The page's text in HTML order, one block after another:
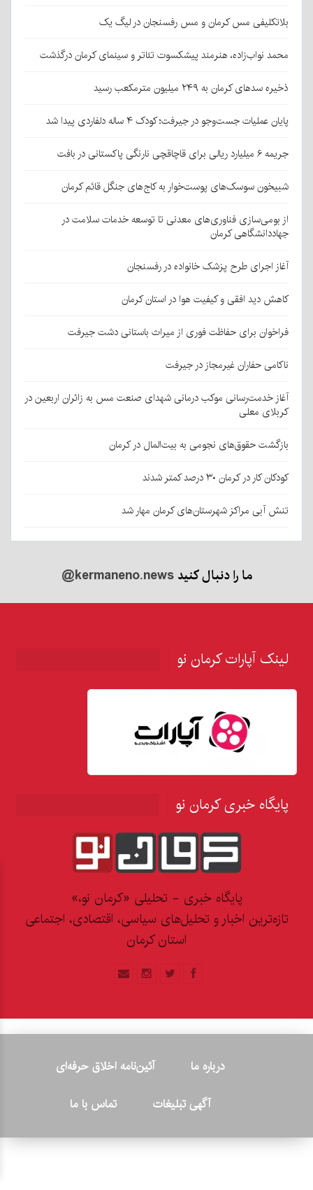
بلاتکلیفی مس کرمان و مس رفسنجان در لیگ یک
محمد نواب‌زاده، هنرمند پیشکسوت تئاتر و سینمای کرمان درگذشت
ذخیره سدهای کرمان به ۲۴۹ میلیون مترمکعب رسید
پایان عملیات جست‌وجو در جیرفت؛ کودک ۴ ساله دلفاردی پیدا شد
جریمه ۶ میلیارد ریالی برای قاچاقچی نارنگی پاکستانی در بافت
شبیخون سوسک‌های پوست‌خوار به کاج‌های جنگل قائم کرمان
از بومی‌سازی فناوری‌های معدنی تا توسعه خدمات سلامت در
جهاددانشگاهی کرمان
آغاز اجرای طرح پزشک خانواده در رفسنجان
کاهش دید افقی و کیفیت هوا در استان کرمان
فراخوان برای حفاظت فوری از میراث باستانی دشت جیرفت
ناکامی حفاران غیرمجاز در جیرفت
آغاز خدمت‌رسانی موکب درمانی شهدای صنعت مس به زائران اربعین در
کربلای معلی
بازگشت حقوق‌های نجومی به بیت‌المال در کرمان
کودکان کار در کرمان ۳۰ درصد کمتر شدند
تنش آبی مراکز شهرستان‌های کرمان مهار شد
ما را دنبال کنید@kermaneno.news
لینک آپارات کرمان نو
پایگاه خبری کرمان نو
پایگاه خبری - تحلیلی «کرمان نو،»
تازه‌ترین اخبار و تحلیل‌های سیاسی، اقتصادی، اجتماعی
استان کرمان
درباره ما
آئین‌نامه اخلاق حرفه‌ای
آگهی تبلیغات
تماس با ما